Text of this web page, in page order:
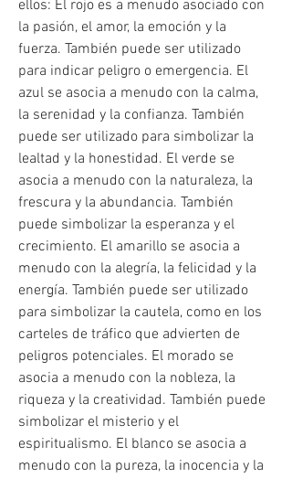
ellos: El rojo es a menudo asociado con
la pasión, el amor, la emoción y la
fuerza. También puede ser utilizado
para indicar peligro o emergencia. El
azul se asocia a menudo con la calma,
la serenidad y la confianza. También
puede ser utilizado para simbolizar la
lealtad y la honestidad. El verde se
asocia a menudo con la naturaleza, la
frescura y la abundancia. También
puede simbolizar la esperanza y el
crecimiento. El amarillo se asocia a
menudo con la alegría, la felicidad y la
energía. También puede ser utilizado
para simbolizar la cautela, como en los
carteles de tráfico que advierten de
peligros potenciales. El morado se
asocia a menudo con la nobleza, la
riqueza y la creatividad. También puede
simbolizar el misterio y el
espiritualismo. El blanco se asocia a
menudo con la pureza, la inocencia y la